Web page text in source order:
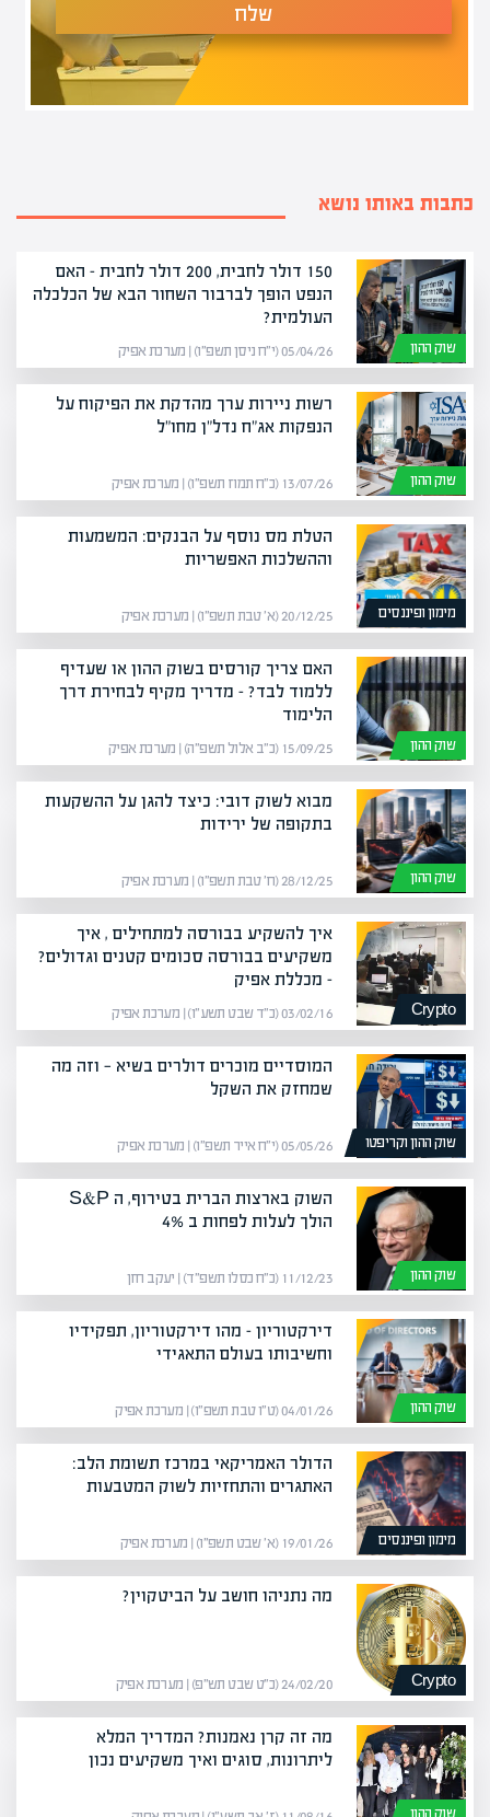
שלח
כתבות באותו נושא
שוק ההון
150 דולר לחבית, 200 דולר לחבית – האם
הנפט הופך לברבור השחור הבא של הכלכלה
העולמית?
05/04/26 (י״ח ניסן תשפ״ו) | מערכת אפיק
שוק ההון
רשות ניירות ערך מהדקת את הפיקוח על
הנפקות אג"ח נדל"ן מחו"ל
13/07/26 (כ״ח תמוז תשפ״ו) | מערכת אפיק
מימון ופיננסים
הטלת מס נוסף על הבנקים: המשמעות
וההשלכות האפשריות
20/12/25 (א׳ טבת תשפ״ו) | מערכת אפיק
שוק ההון
האם צריך קורסים בשוק ההון או שעדיף
ללמוד לבד? – מדריך מקיף לבחירת דרך
הלימוד
15/09/25 (כ״ב אלול תשפ״ה) | מערכת אפיק
שוק ההון
מבוא לשוק דובי: כיצד להגן על ההשקעות
בתקופה של ירידות
28/12/25 (ח׳ טבת תשפ״ו) | מערכת אפיק
Crypto
איך להשקיע בבורסה למתחילים , איך
משקיעים בבורסה סכומים קטנים וגדולים?
– מכללת אפיק
03/02/16 (כ״ד שבט תשע״ו) | מערכת אפיק
שוק ההון וקריפטו
המוסדיים מוכרים דולרים בשיא — וזה מה
שמחזק את השקל
05/05/26 (י״ח אייר תשפ״ו) | מערכת אפיק
שוק ההון
השוק בארצות הברית בטירוף, ה S&P
הולך לעלות לפחות ב 4%
11/12/23 (כ״ח כסלו תשפ״ד) | יעקב חזן
שוק ההון
דירקטוריון – מהו דירקטוריון, תפקידיו
וחשיבותו בעולם התאגידי
04/01/26 (ט״ו טבת תשפ״ו) | מערכת אפיק
מימון ופיננסים
הדולר האמריקאי במרכז תשומת הלב:
האתגרים והתחזיות לשוק המטבעות
19/01/26 (א׳ שבט תשפ״ו) | מערכת אפיק
Crypto
מה נתניהו חושב על הביטקוין?
24/02/20 (כ״ט שבט תש״פ) | מערכת אפיק
מה זה קרן נאמנות? המדריך המלא
ליתרונות, סוגים ואיך משקיעים נכון